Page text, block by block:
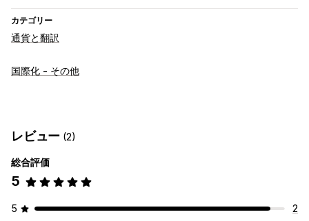
カテゴリー
通貨と翻訳
国際化 - その他
レビュー (2)
総合評価
5
5
2